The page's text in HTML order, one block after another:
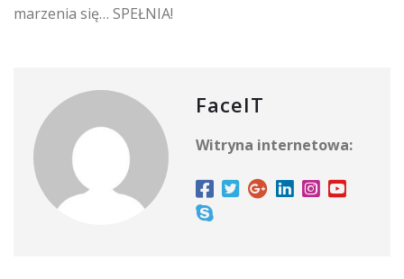
marzenia się… SPEŁNIA!
FaceIT
Witryna internetowa: